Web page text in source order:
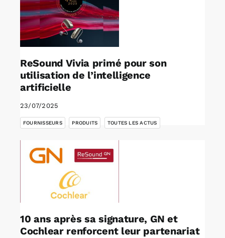
ReSound Vivia primé pour son
utilisation de l’intelligence
artificielle
23/07/2025
FOURNISSEURS PRODUITS TOUTES LES ACTUS
10 ans après sa signature, GN et
Cochlear renforcent leur partenariat